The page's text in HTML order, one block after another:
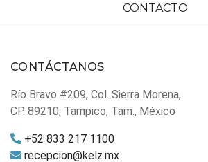
CONTACTO
CONTÁCTANOS
Río Bravo #209, Col. Sierra Morena,
CP. 89210, Tampico, Tam., México
+52 833 217 1100
recepcion@kelz.mx